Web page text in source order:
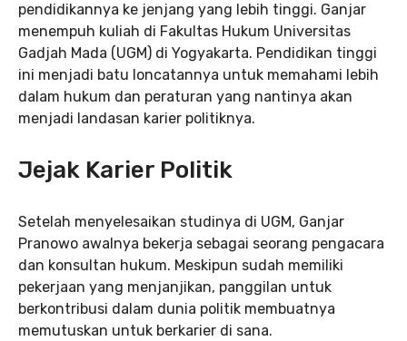
pendidikannya ke jenjang yang lebih tinggi. Ganjar
menempuh kuliah di Fakultas Hukum Universitas
Gadjah Mada (UGM) di Yogyakarta. Pendidikan tinggi
ini menjadi batu loncatannya untuk memahami lebih
dalam hukum dan peraturan yang nantinya akan
menjadi landasan karier politiknya.
Jejak Karier Politik
Setelah menyelesaikan studinya di UGM, Ganjar
Pranowo awalnya bekerja sebagai seorang pengacara
dan konsultan hukum. Meskipun sudah memiliki
pekerjaan yang menjanjikan, panggilan untuk
berkontribusi dalam dunia politik membuatnya
memutuskan untuk berkarier di sana.